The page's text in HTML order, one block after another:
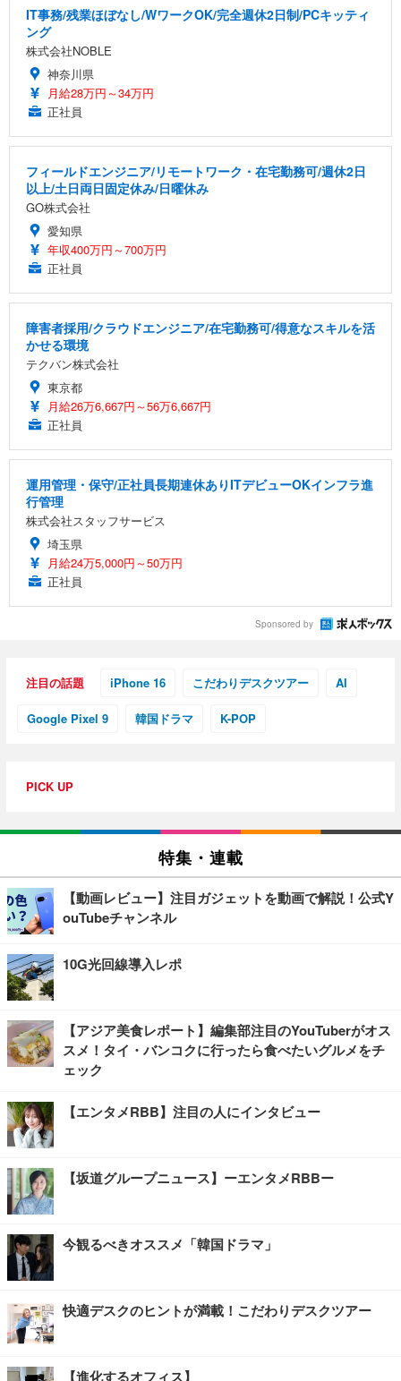
IT事務/残業ほぼなし/WワークOK/完全週休2日制/PCキッティ
ング
株式会社NOBLE
神奈川県
月給28万円～34万円
正社員
フィールドエンジニア/リモートワーク・在宅勤務可/週休2日
以上/土日両日固定休み/日曜休み
GO株式会社
愛知県
年収400万円～700万円
正社員
障害者採用/クラウドエンジニア/在宅勤務可/得意なスキルを活
かせる環境
テクバン株式会社
東京都
月給26万6,667円～56万6,667円
正社員
運用管理・保守/正社員長期連休ありITデビューOKインフラ進
行管理
株式会社スタッフサービス
埼玉県
月給24万5,000円～50万円
正社員
Sponsored by
注目の話題 iPhone 16 こだわりデスクツアー AI
Google Pixel 9 韓国ドラマ K-POP
PICK UP
特集・連載
【動画レビュー】注目ガジェットを動画で解説！公式Y
ouTubeチャンネル
10G光回線導入レポ
【アジア美食レポート】編集部注目のYouTuberがオス
スメ！タイ・バンコクに行ったら食べたいグルメをチ
ェック
【エンタメRBB】注目の人にインタビュー
【坂道グループニュース】ーエンタメRBBー
今観るべきオススメ「韓国ドラマ」
快適デスクのヒントが満載！こだわりデスクツアー
【進化するオフィス】